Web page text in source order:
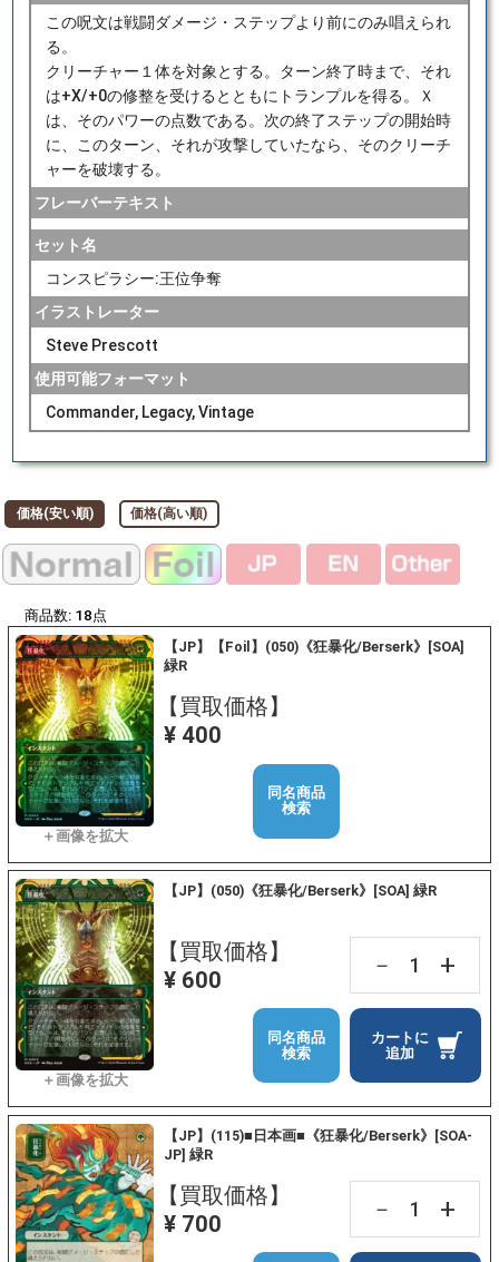
この呪文は戦闘ダメージ・ステップより前にのみ唱えられ
る。
クリーチャー１体を対象とする。ターン終了時まで、それ
は+X/+0の修整を受けるとともにトランプルを得る。Ｘ
は、そのパワーの点数である。次の終了ステップの開始時
に、このターン、それが攻撃していたなら、そのクリーチ
ャーを破壊する。
フレーバーテキスト
セット名
コンスピラシー:王位争奪
イラストレーター
Steve Prescott
使用可能フォーマット
Commander, Legacy, Vintage
価格(安い順) 価格(高い順)
商品数: 18点
【JP】【Foil】(050)《狂暴化/Berserk》[SOA]
緑R
【買取価格】
¥ 400
同名商品
検索
【JP】(050)《狂暴化/Berserk》[SOA] 緑R
【買取価格】
¥ 600
－ +
カートに
追加
同名商品
検索
【JP】(115)■日本画■《狂暴化/Berserk》[SOA-
JP] 緑R
【買取価格】
¥ 700
－ +